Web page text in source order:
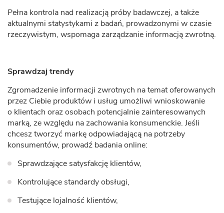
Pełna kontrola nad realizacją próby badawczej, a także
aktualnymi statystykami z badań, prowadzonymi w czasie
rzeczywistym, wspomaga zarządzanie informacją zwrotną.
Sprawdzaj trendy
Zgromadzenie informacji zwrotnych na temat oferowanych
przez Ciebie produktów i usług umożliwi wnioskowanie
o klientach oraz osobach potencjalnie zainteresowanych
marką, ze względu na zachowania konsumenckie. Jeśli
chcesz tworzyć markę odpowiadającą na potrzeby
konsumentów, prowadź badania online:
Sprawdzające satysfakcję klientów,
Kontrolujące standardy obsługi,
Testujące lojalność klientów,